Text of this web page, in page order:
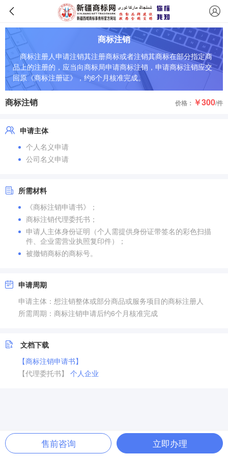
商标注销
商标注册人申请注销其注册商标或者注销其商标在部分指定商
品上的注册的，应当向商标局申请商标注销，申请商标注销应交
回原《商标注册证》，约6个月核准完成。
商标注销 价格： ￥300/件
申请主体
个人名义申请
公司名义申请
所需材料
《商标注销申请书》；
商标注销代理委托书；
申请人主体身份证明（个人需提供身份证带签名的彩色扫描
件、企业需营业执照复印件）；
被撤销商标的商标号。
申请周期
申请主体：想注销整体或部分商品或服务项目的商标注册人
所需周期：商标注销申请后约6个月核准完成
文档下载
【商标注销申请书】
【代理委托书】 个人企业
售前咨询 立即办理